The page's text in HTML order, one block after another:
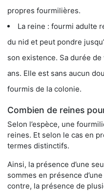
propres fourmilières.
La reine : fourmi adulte
du nid et peut pondre
son existence. Sa durée
ans. Elle est sans aucun
fourmis de la colonie.
Combien de reines
Selon l’espèce, une
reines. Et selon le cas en
termes distinctifs.
Ainsi, la présence d’une
sommes en présence
contre, la présence de